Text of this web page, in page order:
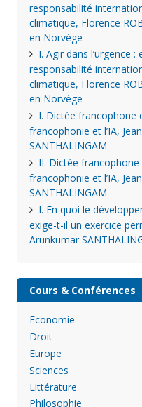
responsabilité
climatique, Florence
en Norvège
I. Agir dans l’urgence
responsabilité
climatique, Florence
en Norvège
I. Dictée francophone
francophonie et l’IA,
SANTHALINGAM
II. Dictée
francophonie et l’IA,
SANTHALINGAM
I. En quoi le
exige-t-il un exercice
Arunkumar
Cours & Conférences
Economie
Droit
Europe
Sciences
Littérature
Philosophie